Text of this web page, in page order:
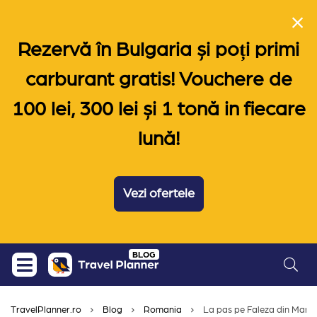
Rezervă în Bulgaria și poți primi
carburant gratis! Vouchere de
100 lei, 300 lei și 1 tonă in fiecare
lună!
Vezi ofertele
Skip
content
BLOG
TravelPlanner.ro Blog Romania La pas pe Faleza din